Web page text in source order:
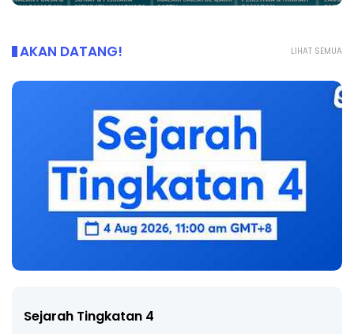
LIHAT SEMUA
AKAN DATANG!
Sejarah Tingkatan 4